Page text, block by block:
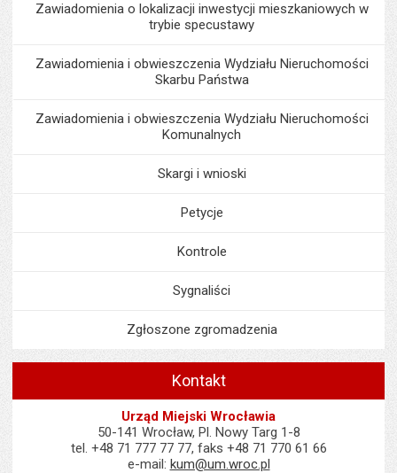
Zawiadomienia o lokalizacji inwestycji mieszkaniowych w
trybie specustawy
Zawiadomienia i obwieszczenia Wydziału Nieruchomości
Skarbu Państwa
Zawiadomienia i obwieszczenia Wydziału Nieruchomości
Komunalnych
Skargi i wnioski
Petycje
Kontrole
Sygnaliści
Zgłoszone zgromadzenia
Kontakt
Urząd Miejski Wrocławia
50-141 Wrocław, Pl. Nowy Targ 1-8
tel. +48 71 777 77 77, faks +48 71 770 61 66
e-mail: kum@um.wroc.pl